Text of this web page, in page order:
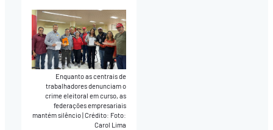
Enquanto as centrais de
trabalhadores denunciam o
crime eleitoral em curso, as
federações empresariais
mantém silêncio Crédito: Foto:
Carol Lima